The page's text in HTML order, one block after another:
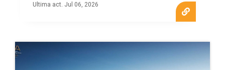
Ultima act. Jul 06, 2026